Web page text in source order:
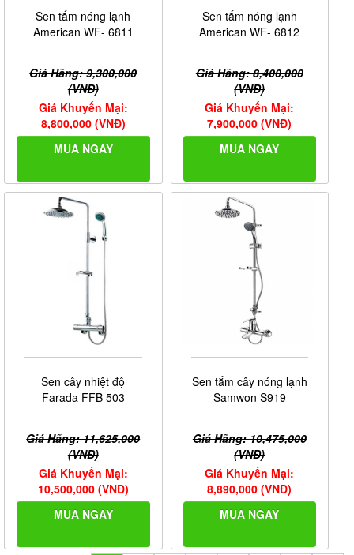
Sen tắm nóng lạnh
American WF- 6811
Giá Hãng: 9,300,000
(VNĐ)
Giá Khuyến Mại:
8,800,000 (VNĐ)
MUA NGAY
Sen tắm nóng lạnh
American WF- 6812
Giá Hãng: 8,400,000
(VNĐ)
Giá Khuyến Mại:
7,900,000 (VNĐ)
MUA NGAY
Sen cây nhiệt độ
Farada FFB 503
Giá Hãng: 11,625,000
(VNĐ)
Giá Khuyến Mại:
10,500,000 (VNĐ)
MUA NGAY
Sen tắm cây nóng lạnh
Samwon S919
Giá Hãng: 10,475,000
(VNĐ)
Giá Khuyến Mại:
8,890,000 (VNĐ)
MUA NGAY